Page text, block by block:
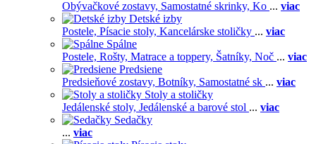
Obývačkové zostavy, Samostatné skrinky, Ko ... viac
Detské izby
Postele, Písacie stoly, Kancelárske stoličky ... viac
Spálne
Postele, Rošty, Matrace a toppery, Šatníky, Noč ... viac
Predsiene
Predsieňové zostavy, Botníky, Samostatné sk ... viac
Stoly a stoličky
Jedálenské stoly, Jedálenské a barové stol ... viac
Sedačky
... viac